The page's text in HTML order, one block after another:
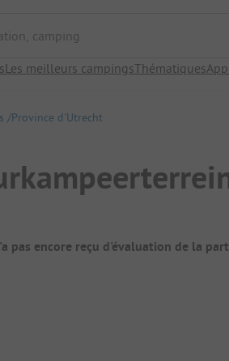
camping
Les meilleurs campingsThématiquesApp
Province d'Utrecht
du camping
pas encore reçu d'évaluation de la